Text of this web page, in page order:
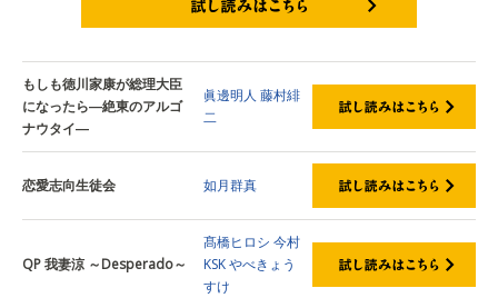
もしも徳川家康が総理大臣
になったら―絶東のアルゴ
ナウタイ―
眞邊明人 藤村緋
二
恋愛志向生徒会 如月群真
QP 我妻涼 ～Desperado～
髙橋ヒロシ 今村
KSKやべきょう
すけ